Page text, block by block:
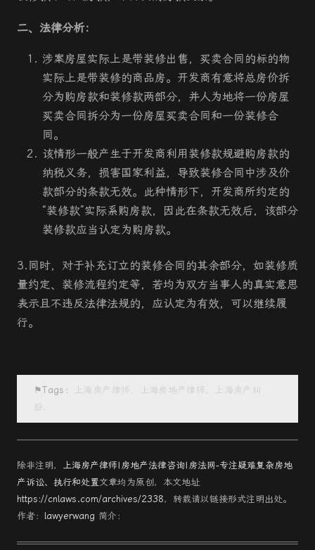
二、法律分析：
涉案房屋实际上是带装修出售，买卖合同的标的物
实际上是带装修的商品房。开发商有意将总房价拆
分为购房款和装修款两部分，并人为地将一份房屋
买卖合同拆分为一份房屋买卖合同和一份装修合
同。
该情形一般产生于开发商利用装修款规避购房款的
纳税义务，损害国家利益，导致装修合同中涉及价
款部分的条款无效。此种情形下，开发商所约定的
“装修款”实际系购房款，因此在条款无效后，该部分
装修款应当认定为购房款。
3.同时，对于补充订立的装修合同的其余部分，如装修质
量约定、装修流程约定等，若均为双方当事人的真实意思
表示且不违反法律法规的，应认定为有效，可以继续履
行。
⚑Tags：
上海房产律师，上海房地产律师，上海房产纠
纷，
除非注明，
上海房产律师|房地产法律咨询|房法网-专注疑难复杂房地
产诉讼、执行和处置文章均为原创，本文地址
https://cnlaws.com/archives/2338，转载请以链接形式注明出处。
作者：
lawyerwang 简介：